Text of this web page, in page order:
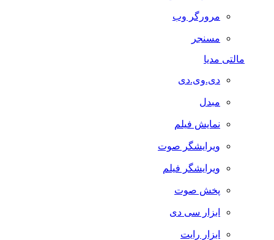
مرورگر وب
مسنجر
مالتی مدیا
دی.وی.دی
مبدل
نمایش فیلم
ویرایشگر صوت
ویرایشگر فیلم
پخش صوت
ابزار سی دی
ابزار رایت